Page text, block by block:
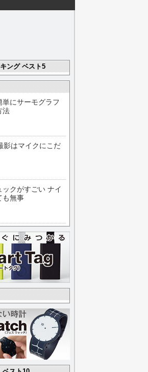
ング ベスト5
単にサーモグラフ
法
影はマイクにこだ
クがすごい ナイ
も無事